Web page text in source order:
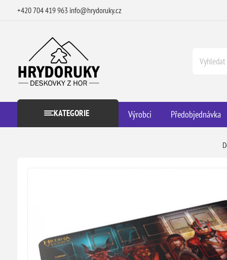
+420 704 419 963 info@hrydoruky.cz
KATEGORIE Výrobci Předobjednávka